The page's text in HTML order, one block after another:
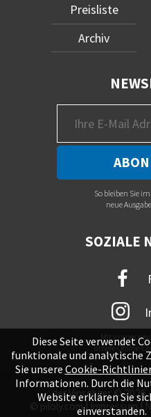
Preisliste
Archiv
So bleiben Sie
neue
SOZIALE
Mit immer
unsere Online-
der Vinschger © 2026
© piloly.com |Impressum |
Diese Seite verwendet
funktionale und analytische
Sie unsere Cookie-
Informationen. Durch die
Website erklären Sie
einverstanden.